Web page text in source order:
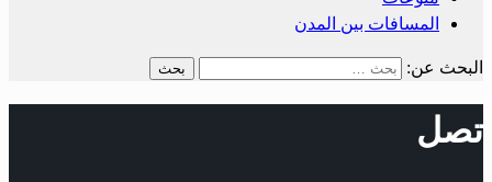
المسافات بين المدن
البحث عن:
تصل